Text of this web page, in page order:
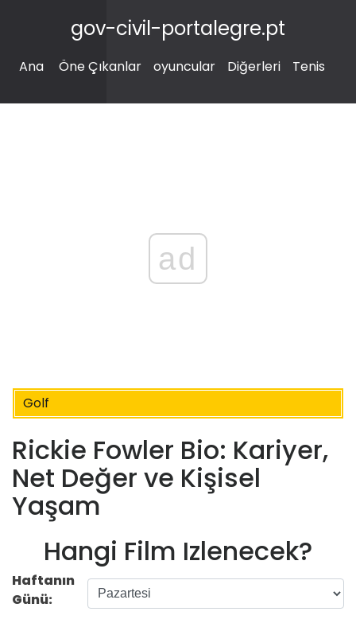
gov-civil-portalegre.pt
Ana Öne Çıkanlar oyuncular Diğerleri Tenis
ad
Golf
Rickie Fowler Bio: Kariyer,
Net Değer ve Kişisel
Yaşam
Hangi Film Izlenecek?
Haftanın
Günü: